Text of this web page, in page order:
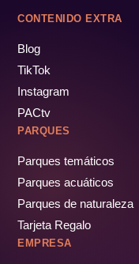
CONTENIDO EXTRA
Blog
TikTok
Instagram
PACtv
PARQUES
Parques temáticos
Parques acuáticos
Parques de naturaleza
Tarjeta Regalo
EMPRESA